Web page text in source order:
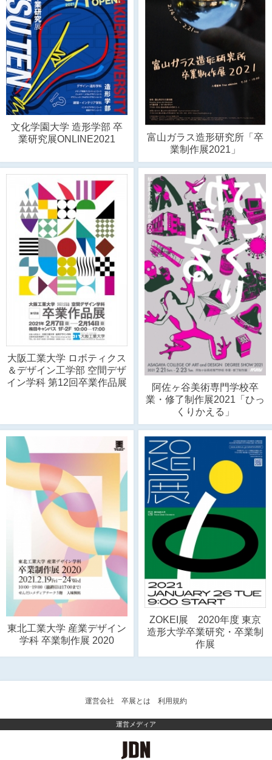
文化学園大学 造形学部 卒
業研究展ONLINE2021
富山ガラス造形研究所「卒
業制作展2021」
大阪工業大学 ロボティクス
＆デザイン工学部 空間デザ
イン学科 第12回卒業作品展
阿佐ヶ谷美術専門学校卒
業・修了制作展2021「ひっ
くりかえる」
東北工業大学 産業デザイン
学科 卒業制作展 2020
ZOKEI展 2020年度 東京
造形大学卒業研究・卒業制
作展
運営会社 卒展とは 利用規約
運営メディア